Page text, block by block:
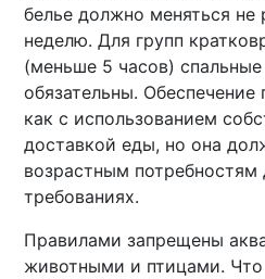
белье должно меняться не
неделю. Для групп
(меньше 5 часов)
обязательны. Обеспечение
как с использованием
доставкой еды, но она
возрастным потребностям
требованиях.
Правилами запрещены
животными и птицами. Что